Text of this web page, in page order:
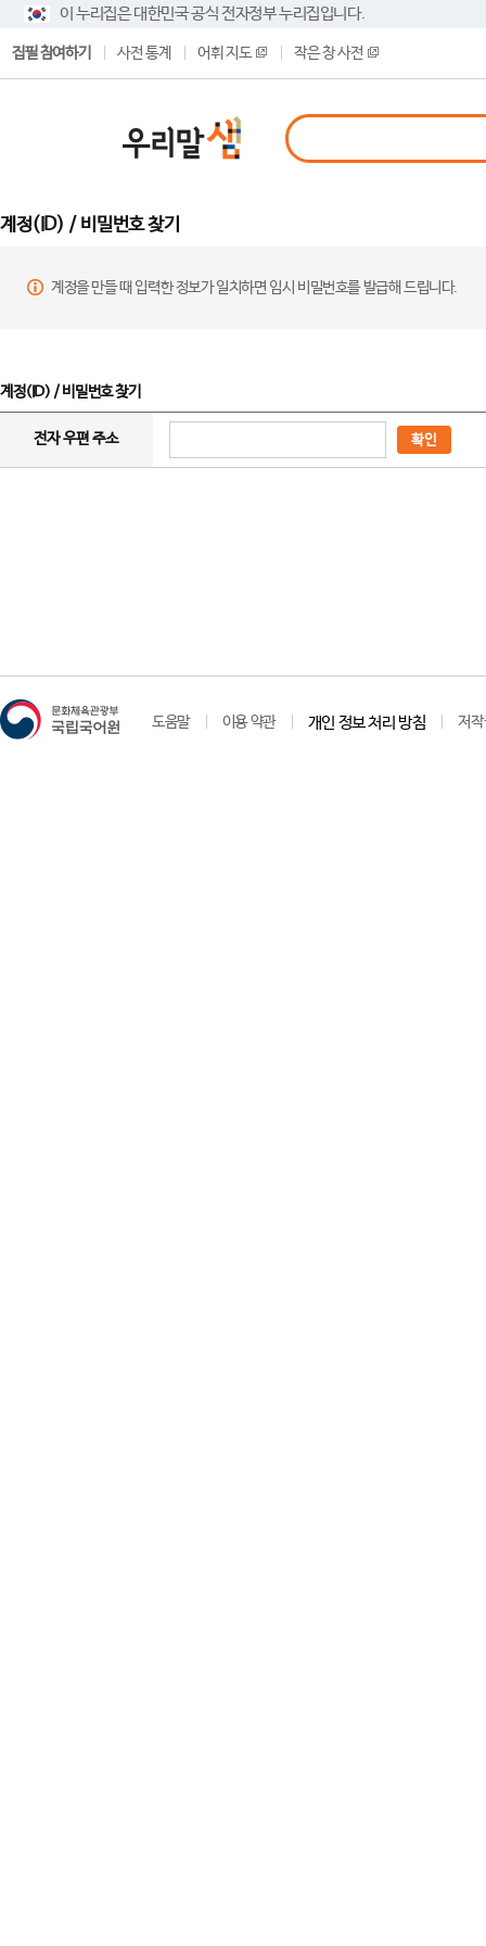
이 누리집은 대한민국 공식 전자정부 누리집입니다.
집필 참여하기 사전 통계 어휘 지도 작은 창 사전
계정(ID) / 비밀번호 찾기
계정을 만들 때 입력한 정보가 일치하면 임시 비밀번호를 발급해 드립니다.
계정(ID) / 비밀번호 찾기
전자 우편 주소 확인
도움말 이용 약관 개인 정보 처리 방침 저